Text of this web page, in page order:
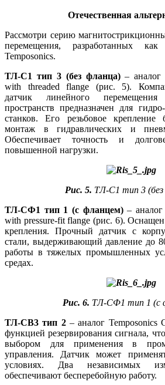
Отечественная
Рассмотри серию
перемещения, разработанных
Temposonics.
ТЛ-С1 тип 3 (без фланца)– аналог
with threaded flange (рис. 5).
датчик линейного
пространств предназначен для
станков. Его резьбовое крепление
монтаж в гидравлических и
Обеспечивает точность и
повышенной нагрузки.
Рис. 5. ТЛ-С1 тип 3 (без
ТЛ-СФ1 тип 1 (с фланцем)– аналог
with pressure-fit flange (рис. 6).
крепления. Прочный датчик с
стали, выдерживающий давление до
работы в тяжелых промышленных
средах.
Рис. 6. ТЛ-СФ1 тип 1 (с
ТЛ-СВ3 тип 2– аналог Temposo­nics
функцией резервирования сигнала,
выбором для применения в
управления. Датчик может
условиях. Два независимых
обеспечивают бесперебойную работу.